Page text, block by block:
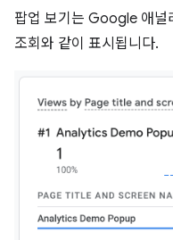
팝업 보기는 Google 애널
조회와 같이 표시됩니다.